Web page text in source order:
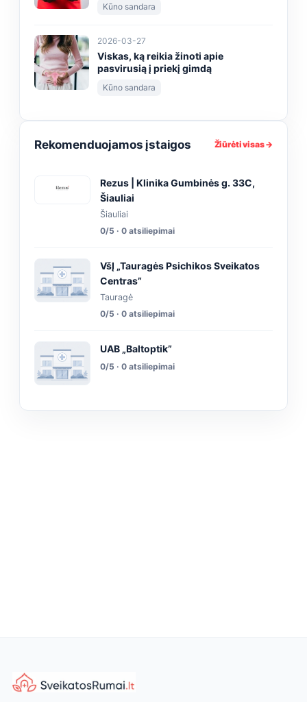
Kūno sandara
2026-03-27
Viskas, ką reikia žinoti apie
pasvirusią į priekį gimdą
Kūno sandara
Rekomenduojamos įstaigos Žiūrėti visas →
Rezus | Klinika Gumbinės g. 33C,
Šiauliai
Šiauliai
0/5 · 0 atsiliepimai
VšĮ „Tauragės Psichikos Sveikatos
Centras”
Tauragė
0/5 · 0 atsiliepimai
UAB „Baltoptik”
0/5 · 0 atsiliepimai